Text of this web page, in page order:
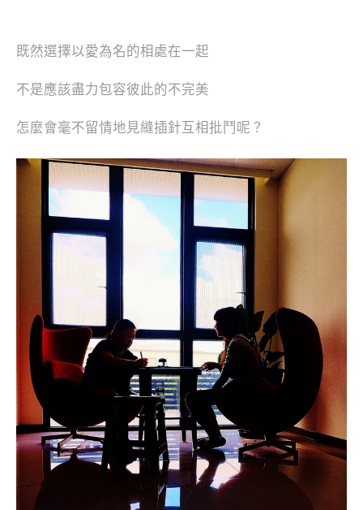
既然選擇以愛為名的相處在一起
不是應該盡力包容彼此的不完美
怎麼會毫不留情地見縫插針互相批鬥呢？